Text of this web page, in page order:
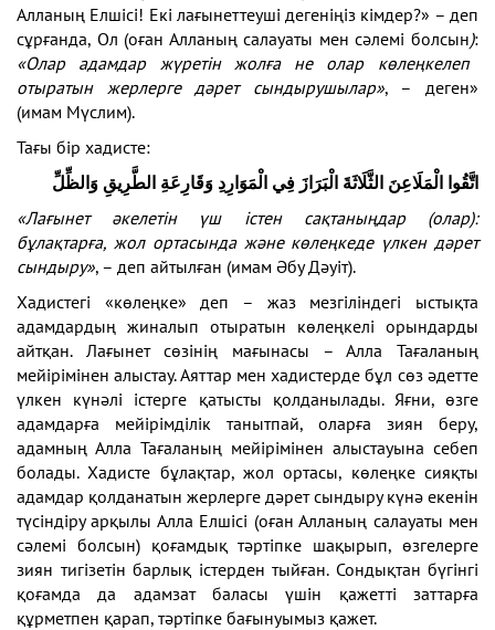
Алланың Елшісі! Екі лағынеттеуші дегеніңіз кімдер?» – деп
сұрғанда, Ол (оған Алланың салауаты мен сәлемі болсын):
«Олар адамдар жүретін жолға не олар көлеңкелеп
отыратын жерлерге дәрет сындырушылар», – деген»
(имам Мүслим).
Тағы бір хадисте:
اتَّقُوا الْمَلَاعِنَ الثَّلَاثَةَ الْبَرَازَ فِي الْمَوَارِدِ وَقَارِعَةِ الطَّرِيقِ وَالظِّلِّ
«Лағынет әкелетін үш істен сақтаныңдар (олар):
бұлақтарға, жол ортасында және көлеңкеде үлкен дәрет
сындыру», – деп айтылған (имам Әбу Дәуіт).
Хадистегі «көлеңке» деп – жаз мезгіліндегі ыстықта
адамдардың жиналып отыратын көлеңкелі орындарды
айтқан. Лағынет сөзінің мағынасы – Алла Тағаланың
мейірімінен алыстау. Аяттар мен хадистерде бұл сөз әдетте
үлкен күнәлі істерге қатысты қолданылады. Яғни, өзге
адамдарға мейірімділік танытпай, оларға зиян беру,
адамның Алла Тағаланың мейірімінен алыстауына себеп
болады. Хадисте бұлақтар, жол ортасы, көлеңке сияқты
адамдар қолданатын жерлерге дәрет сындыру күнә екенін
түсіндіру арқылы Алла Елшісі (оған Алланың салауаты мен
сәлемі болсын) қоғамдық тәртіпке шақырып, өзгелерге
зиян тигізетін барлық істерден тыйған. Сондықтан бүгінгі
қоғамда да адамзат баласы үшін қажетті заттарға
құрметпен қарап, тәртіпке бағынуымыз қажет.